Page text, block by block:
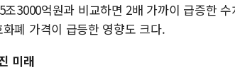
3000억원과 비교하면 2배 가까이 급증한
폐 가격이 급등한 영향도 크다.
미래